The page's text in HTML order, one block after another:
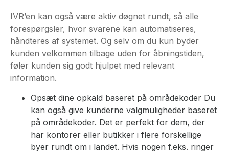
IVR’en kan også være aktiv døgnet rundt, så alle
forespørgsler, hvor svarene kan automatiseres,
håndteres af systemet. Og selv om du kun byder
kunden velkommen tilbage uden for åbningstiden,
føler kunden sig godt hjulpet med relevant
information.
Opsæt dine opkald baseret på områdekoder Du
kan også give kunderne valgmuligheder baseret
på områdekoder. Det er perfekt for dem, der
har kontorer eller butikker i flere forskellige
byer rundt om i landet. Hvis nogen f.eks. ringer